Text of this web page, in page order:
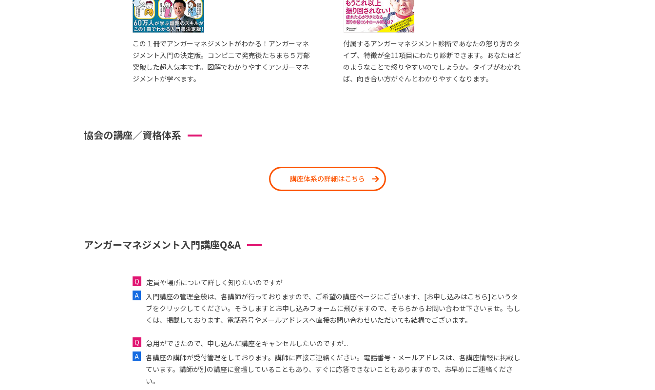
この１冊でアンガーマネジメントがわかる！アンガーマネ
ジメント入門の決定版。コンビニで発売後たちまち５万部
突破した超人気本です。図解でわかりやすくアンガーマネ
ジメントが学べます。
付属するアンガーマネジメント診断であなたの怒り方のタ
イプ、特徴が全11項目にわたり診断できます。あなたはど
のようなことで怒りやすいのでしょうか。タイプがわかれ
ば、向き合い方がぐんとわかりやすくなります。
協会の講座／資格体系
講座体系の詳細はこちら
アンガーマネジメント入門講座Q&A
定員や場所について詳しく知りたいのですが
入門講座の管理全般は、各講師が行っておりますので、ご希望の講座ページにございます、[お申し込みはこちら]というタ
ブをクリックしてください。そうしますとお申し込みフォームに飛びますので、そちらからお問い合わせ下さいませ。もし
くは、掲載しております、電話番号やメールアドレスへ直接お問い合わせいただいても結構でございます。
急用ができたので、申し込んだ講座をキャンセルしたいのですが...
各講座の講師が受付管理をしております。講師に直接ご連絡ください。電話番号・メールアドレスは、各講座情報に掲載し
ています。講師が別の講座に登壇していることもあり、すぐに応答できないこともありますので、お早めにご連絡くださ
い。